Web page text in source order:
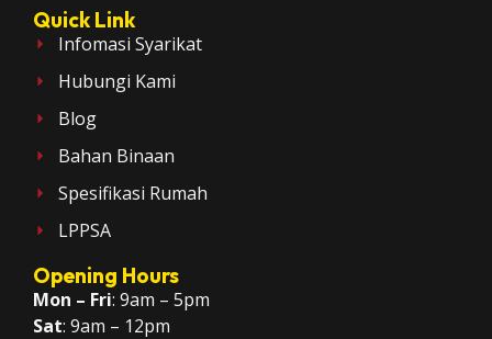
Quick Link
Infomasi Syarikat
Hubungi Kami
Blog
Bahan Binaan
Spesifikasi Rumah
LPPSA
Opening Hours
Mon – Fri: 9am – 5pm
Sat: 9am – 12pm